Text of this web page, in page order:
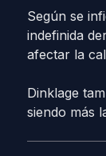
Según se
indefinida
afectar la
Dinklage
siendo más